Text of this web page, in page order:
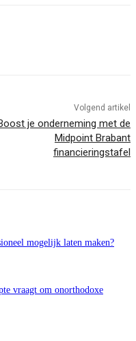
Volgend artikel
je onderneming met de
Midpoint Brabant
financieringstafel
mogelijk laten maken?
vraagt om onorthodoxe